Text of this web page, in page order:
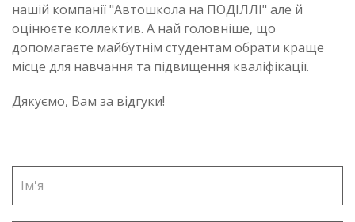
нашій компанії "Автошкола на ПОДІЛЛІ" але й
оцінюєте коллектив. А най головніше, що
допомагаєте майбутнім студентам обрати краще
місце для навчання та підвищення кваліфікації.
Дякуємо, Вам за відгуки!